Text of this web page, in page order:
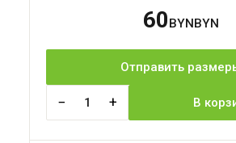
60BYN
Отправить
− 1 + В